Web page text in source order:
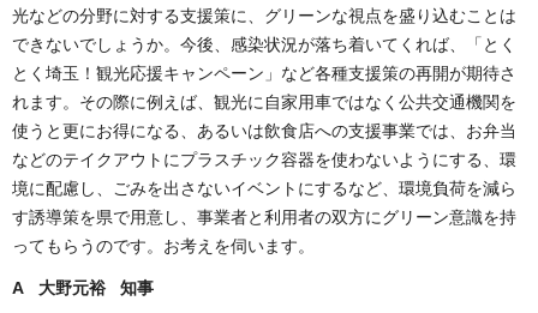
光などの分野に対する支援策に、グリーンな視点を盛り込むことは
できないでしょうか。今後、感染状況が落ち着いてくれば、「とく
とく埼玉！観光応援キャンペーン」など各種支援策の再開が期待さ
れます。その際に例えば、観光に自家用車ではなく公共交通機関を
使うと更にお得になる、あるいは飲食店への支援事業では、お弁当
などのテイクアウトにプラスチック容器を使わないようにする、環
境に配慮し、ごみを出さないイベントにするなど、環境負荷を減ら
す誘導策を県で用意し、事業者と利用者の双方にグリーン意識を持
ってもらうのです。お考えを伺います。
A 大野元裕 知事